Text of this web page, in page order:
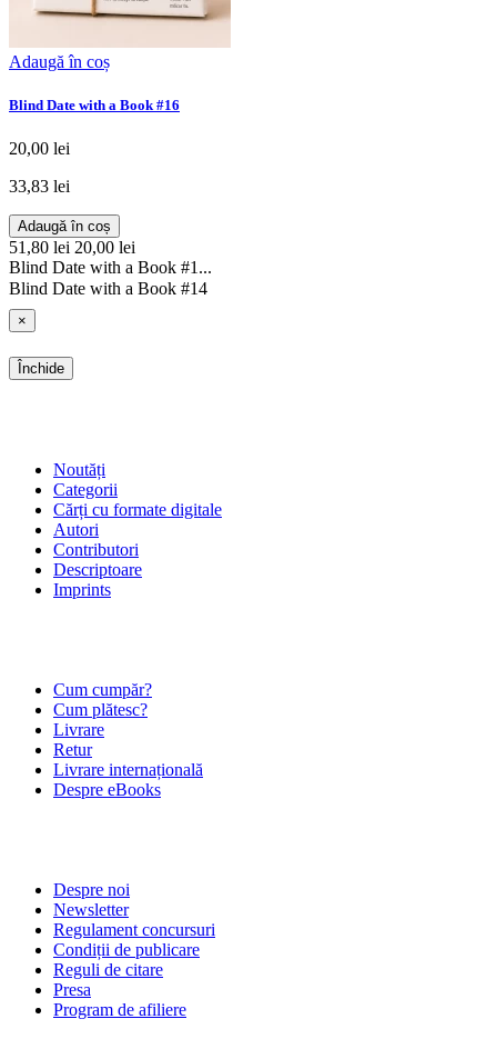
Adaugă în coș
Blind Date with a Book #16
20,00 lei
33,83 lei
Adaugă în coș
51,80 lei 20,00 lei
Blind Date with a Book #1...
Blind Date with a Book #14
×
Închide
Noutăți
Categorii
Cărți cu formate digitale
Autori
Contributori
Descriptoare
Imprints
Cum cumpăr?
Cum plătesc?
Livrare
Retur
Livrare internațională
Despre eBooks
Despre noi
Newsletter
Regulament concursuri
Condiții de publicare
Reguli de citare
Presa
Program de afiliere